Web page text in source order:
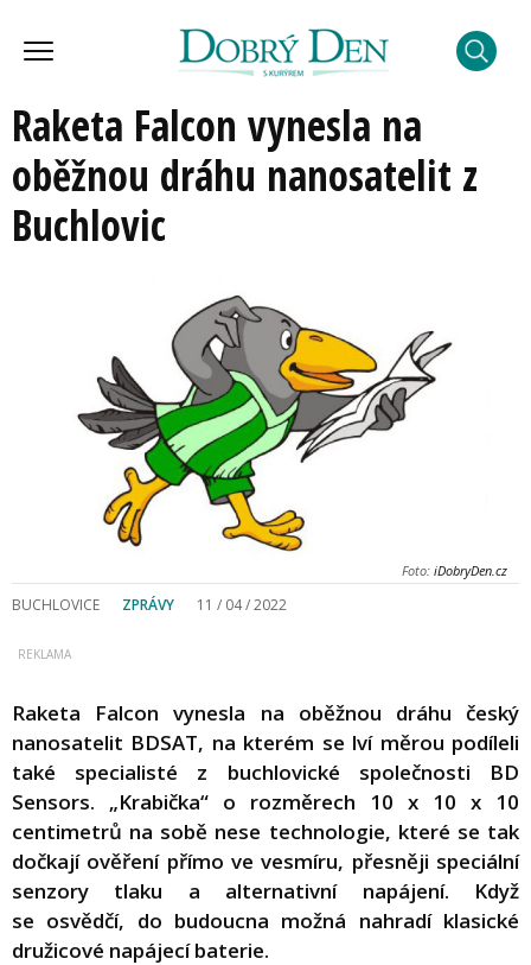
Raketa Falcon vynesla na
oběžnou dráhu nanosatelit z
Buchlovic
Foto: iDobryDen.cz
BUCHLOVICE ZPRÁVY 11 / 04 / 2022
Raketa Falcon vynesla na oběžnou dráhu český
nanosatelit BDSAT, na kterém se lví měrou podíleli
také specialisté z buchlovické společnosti BD
Sensors. „Krabička“ o rozměrech 10 x 10 x 10
centimetrů na sobě nese technologie, které se tak
dočkají ověření přímo ve vesmíru, přesněji speciální
senzory tlaku a alternativní napájení. Když
se osvědčí, do budoucna možná nahradí klasické
družicové napájecí baterie.